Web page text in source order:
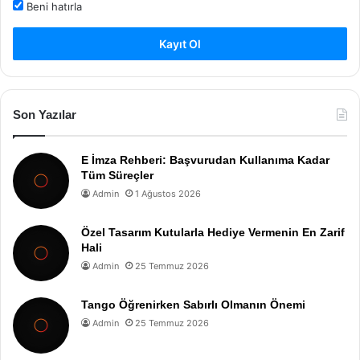
Beni hatırla
Kayıt Ol
Son Yazılar
E İmza Rehberi: Başvurudan Kullanıma Kadar
Tüm Süreçler
Admin 1 Ağustos 2026
Özel Tasarım Kutularla Hediye Vermenin En Zarif
Hali
Admin 25 Temmuz 2026
Tango Öğrenirken Sabırlı Olmanın Önemi
Admin 25 Temmuz 2026